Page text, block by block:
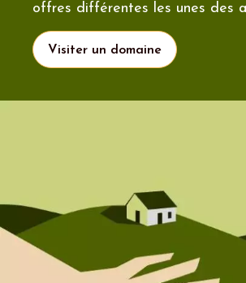
offres différentes les unes des
Visiter un domaine